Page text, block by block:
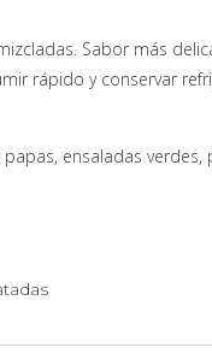
Sabor más
rápido y conservar
ensaladas verdes,